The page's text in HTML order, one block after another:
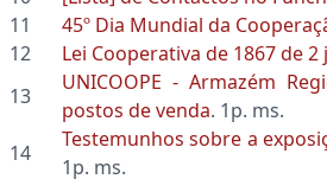
11
45º Dia Mundial da
12
Lei Cooperativa de 1867 de
13
UNICOOPE - Armazém
postos de venda. 1p. ms.
14
Testemunhos sobre a
1p. ms.